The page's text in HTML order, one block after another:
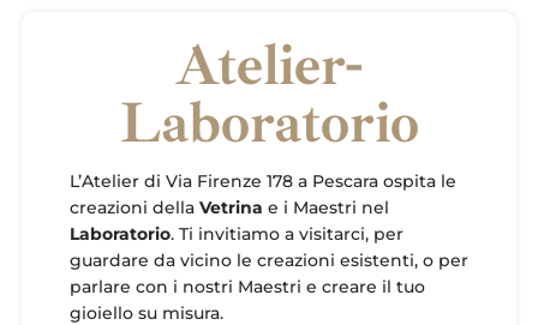
Atelier-
Laboratorio
L’Atelier di Via Firenze 178 a Pescara ospita le
creazioni della Vetrina e i Maestri nel
Laboratorio. Ti invitiamo a visitarci, per
guardare da vicino le creazioni esistenti, o per
parlare con i nostri Maestri e creare il tuo
gioiello su misura.